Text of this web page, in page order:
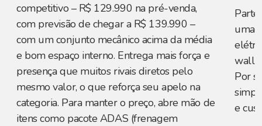
competitivo – R$ 129.990 na pré-venda,
com previsão de chegar a R$ 139.990 –
com um conjunto mecânico acima da média
e bom espaço interno. Entrega mais força e
presença que muitos rivais diretos pelo
mesmo valor, o que reforça seu apelo na
categoria. Para manter o preço, abre mão de
itens como pacote ADAS (frenagem
Parte
uma
Por
e